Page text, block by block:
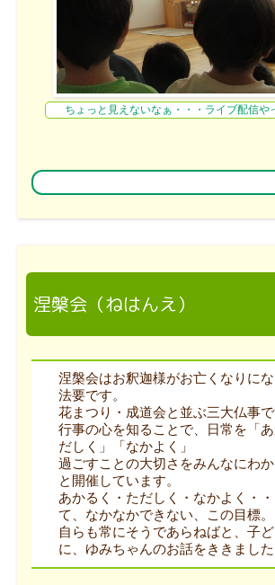
ちょっと見えないなぁ・・・ライブ配信や
涅槃会（ねはんえ）
涅槃会はお釈迦様がお亡くなりに
法要です。
花まつり・成道会と並ぶ三大仏事で
行事の心を知ることで、日常を「
だしく」「なかよく」
過ごすことの大切さをみんなにわ
と開催しています。
あかるく・ただしく・なかよく・
て、なかなかできない、この目標。
自らも常にそうであらねばと、子
に、ゆみちゃんのお話をききました